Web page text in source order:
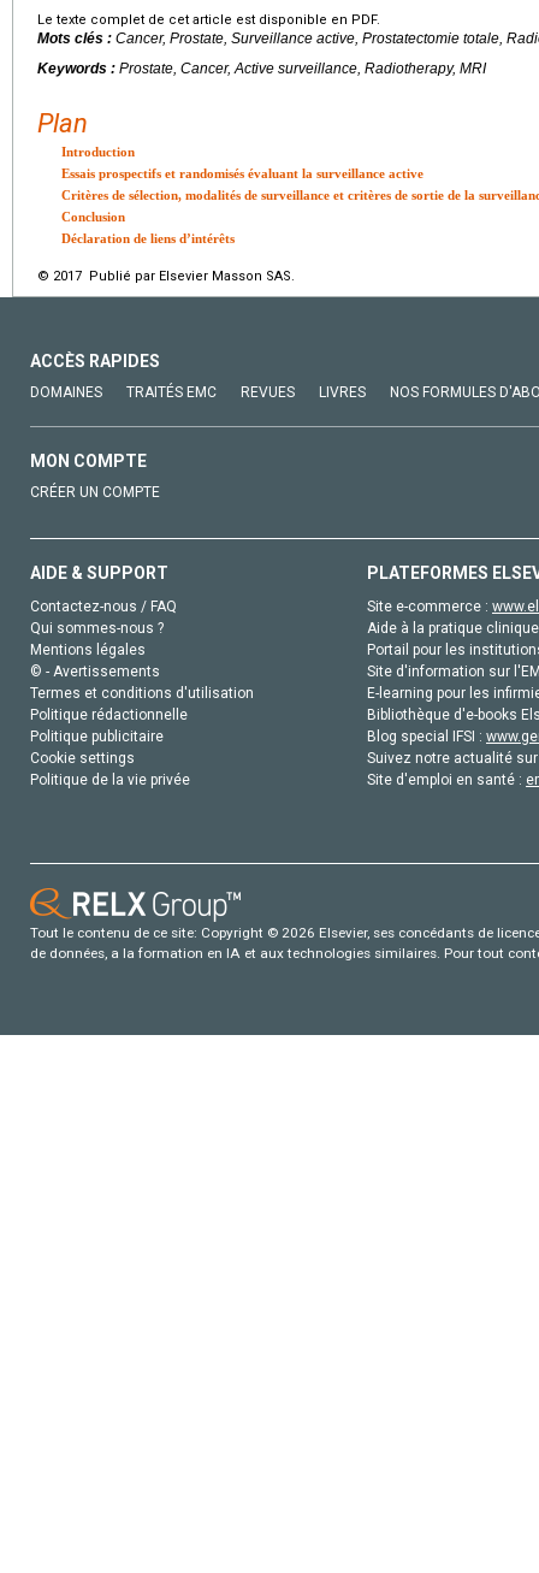
Le texte complet de cet article est disponible en PDF.
Mots clés : Cancer, Prostate, Surveillance active, Prostatectomie totale,
Keywords : Prostate, Cancer, Active surveillance, Radiotherapy, MRI
Plan
Introduction
Essais prospectifs et randomisés évaluant la surveillance active
Critères de sélection, modalités de surveillance et critères de sortie de la
Conclusion
Déclaration de liens d’intérêts
© 2017 Publié par Elsevier Masson SAS.
ACCÈS RAPIDES
DOMAINES TRAITÉS EMC REVUES LIVRES NOS FORMULES
MON COMPTE
CRÉER UN COMPTE
AIDE & SUPPORT
Contactez-nous / FAQ
Qui sommes-nous ?
Mentions légales
© - Avertissements
Termes et conditions d'utilisation
Politique rédactionnelle
Politique publicitaire
Cookie settings
Politique de la vie privée
PLATEFORMES
Site e-commerce :
Aide à la pratique
Portail pour les
Site d'information sur
E-learning pour les
Bibliothèque d'e-books
Blog special IFSI :
Suivez notre actualité
Site d'emploi en santé :
Tout le contenu de ce site: Copyright © 2026 Elsevier, ses concédants de
de données, a la formation en IA et aux technologies similaires. Pour tout